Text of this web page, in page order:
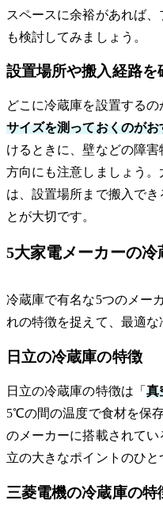
スペースに余裕があれば
も検討してみましょう。
設置場所や搬入経路を
どこに冷蔵庫を設置するの
サイズを測っておくのがお
けるときに、壁などの障
方向にも注意しましょう
は、設置場所まで搬入で
とが大切です。
5大家電メーカーの冷
冷蔵庫で有名な5つのメー
れの特徴を捉えて、最適な
日立の冷蔵庫の特徴
日立の冷蔵庫の特徴は「 真
5℃の間の温度で食材を保
のメーカーに搭載されて
立の大きなポイントのひと
三菱電機の冷蔵庫の特